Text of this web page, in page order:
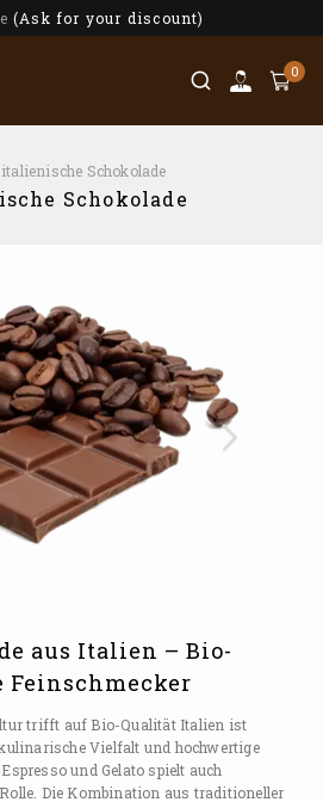
(Ask for your discount)
0
italienische Schokolade
Schokolade
aus Italien – Bio-
Feinschmecker
trifft auf Bio-Qualität Italien ist
Vielfalt und hochwertige
und Gelato spielt auch
Die Kombination aus traditioneller